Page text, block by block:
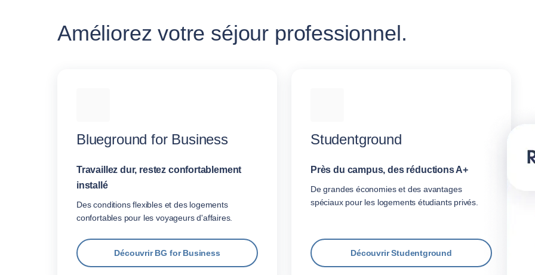
Améliorez votre séjour professionnel.
Blueground for Business
Travaillez dur, restez confortablement
installé
Des conditions flexibles et des logements
confortables pour les voyageurs d'affaires.
Découvrir BG for Business
Studentground
Près du campus, des réductions A+
De grandes économies et des avantages
spéciaux pour les logements étudiants privés.
Découvrir Studentground